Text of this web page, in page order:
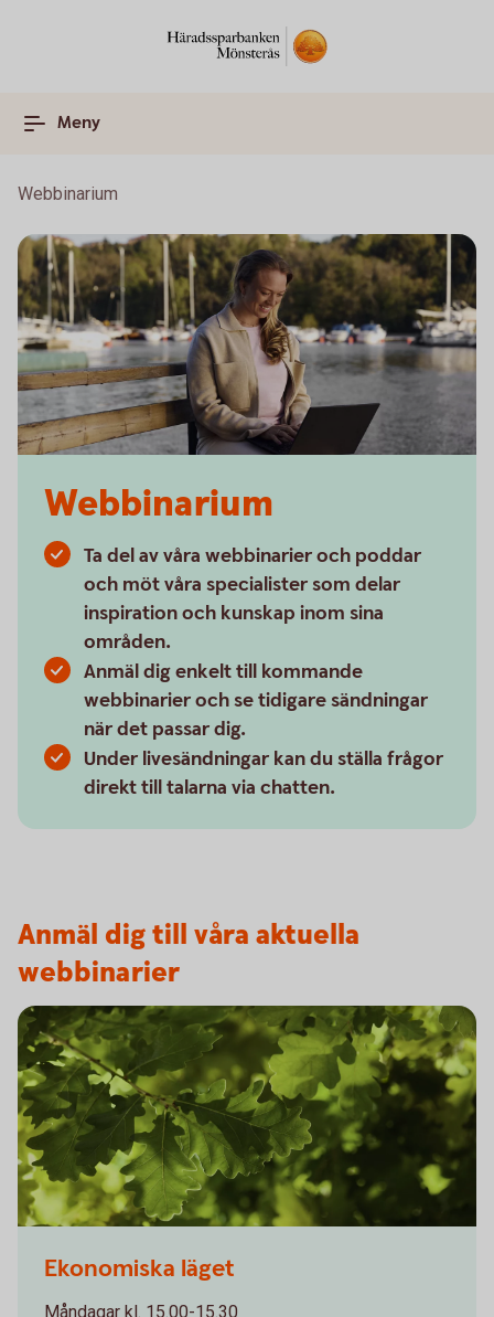
Meny
Webbinarium
Webbinarium
Ta del av våra webbinarier och poddar
och möt våra specialister som delar
inspiration och kunskap inom sina
områden.
Anmäl dig enkelt till kommande
webbinarier och se tidigare sändningar
när det passar dig.
Under livesändningar kan du ställa frågor
direkt till talarna via chatten.
Anmäl dig till våra aktuella
webbinarier
Ekonomiska läget
Måndagar kl. 15.00-15.30